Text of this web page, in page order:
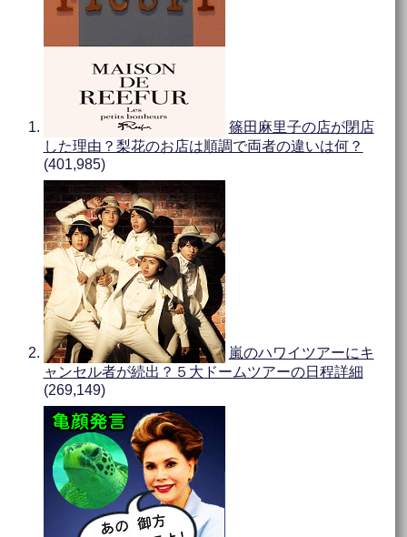
篠田麻里子の店が閉店
した理由？梨花のお店は順調で両者の違いは何？
(401,985)
嵐のハワイツアーにキ
ャンセル者が続出？５大ドームツアーの日程詳細
(269,149)